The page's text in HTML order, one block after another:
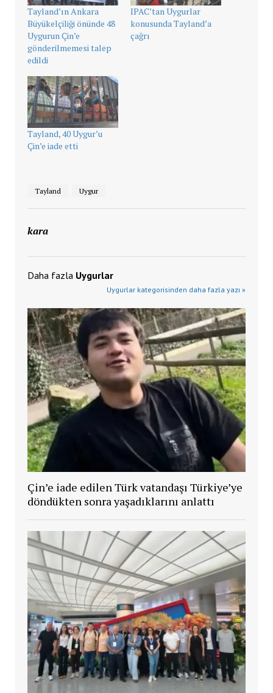
Tayland’ın Ankara
Büyükelçiliği önünde 48
Uygurun Çin’e
gönderilmemesi talep
edildi
IPAC’tan Uygurlar
konusunda Tayland’a
çağrı
Tayland, 40 Uygur’u
Çin’e iade etti
Tayland Uygur
kara
Daha fazla Uygurlar
Uygurlar kategorisinden daha fazla yazı »
Çin’e iade edilen Türk vatandaşı Türkiye’ye
döndükten sonra yaşadıklarını anlattı